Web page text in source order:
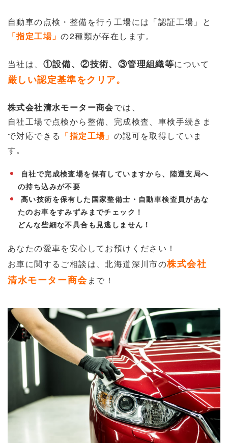
自動車の点検・整備を行う工場には「認証工場」と
「指定工場」の2種類が存在します。
当社は、 ①設備、②技術、③管理組織等について
厳しい認定基準をクリア。
株式会社清水モーター商会では、
自社工場で点検から整備、完成検査、 車検手続きま
で対応できる 「指定工場」 の認可を取得していま
す。
自社で完成検査場を保有していますから、陸運支局へ
の持ち込みが不要
高い技術を保有した国家整備士・自動車検査員があな
たのお車をすみずみまでチェック！
どんな些細な不具合も見逃しません！
あなたの愛車を安心してお預けください！
お車に関するご相談は、北海道深川市の株式会社
清水モーター商会まで！